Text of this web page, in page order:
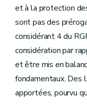
et à la protection
sont pas des
considérant 4 du
considération par
et être mis en
fondamentaux. Des
apportées, pourvu